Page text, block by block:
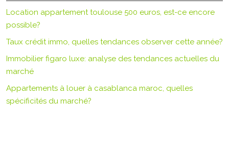
Location appartement toulouse 500 euros, est-ce encore
possible?
Taux crédit immo, quelles tendances observer cette année?
Immobilier figaro luxe: analyse des tendances actuelles du
marché
Appartements à louer à casablanca maroc, quelles
spécificités du marché?